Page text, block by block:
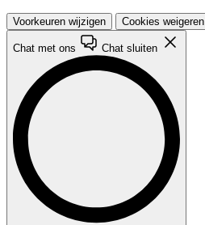
Voorkeuren wijzigen Cookies weigeren
Chat met ons Chat sluiten